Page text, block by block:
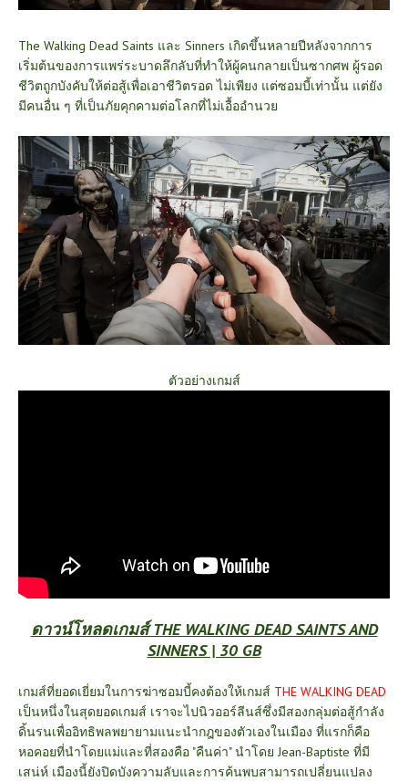
The Walking Dead Saints และ Sinners เกิดขึ้นหลายปีหลังจากการ
เริ่มต้นของการแพร่ระบาดลึกลับที่ทำให้ผู้คนกลายเป็นซากศพ ผู้รอด
ชีวิตถูกบังคับให้ต่อสู้เพื่อเอาชีวิตรอด ไม่เพียง แต่ซอมบี้เท่านั้น แต่ยัง
มีคนอื่น ๆ ที่เป็นภัยคุกคามต่อโลกที่ไม่เอื้ออำนวย
ตัวอย่างเกมส์
ดาวน์โหลดเกมส์ THE WALKING DEAD SAINTS AND
SINNERS | 30 GB
เกมส์ที่ยอดเยี่ยมในการฆ่าซอมบี้คงต้องให้เกมส์ THE WALKING DEAD
เป็นหนึ่งในสุดยอดเกมส์ เราจะไปนิวออร์ลีนส์ซึ่งมีสองกลุ่มต่อสู้กำลัง
ดิ้นรนเพื่ออิทธิพลพยายามแนะนำกฎของตัวเองในเมือง ที่แรกก็คือ
หอคอยที่นำโดยแม่และที่สองคือ "คืนค่า" นำโดย Jean-Baptiste ที่มี
เสน่ห์ เมืองนี้ยังปิดบังความลับและการค้นพบสามารถเปลี่ยนแปลง